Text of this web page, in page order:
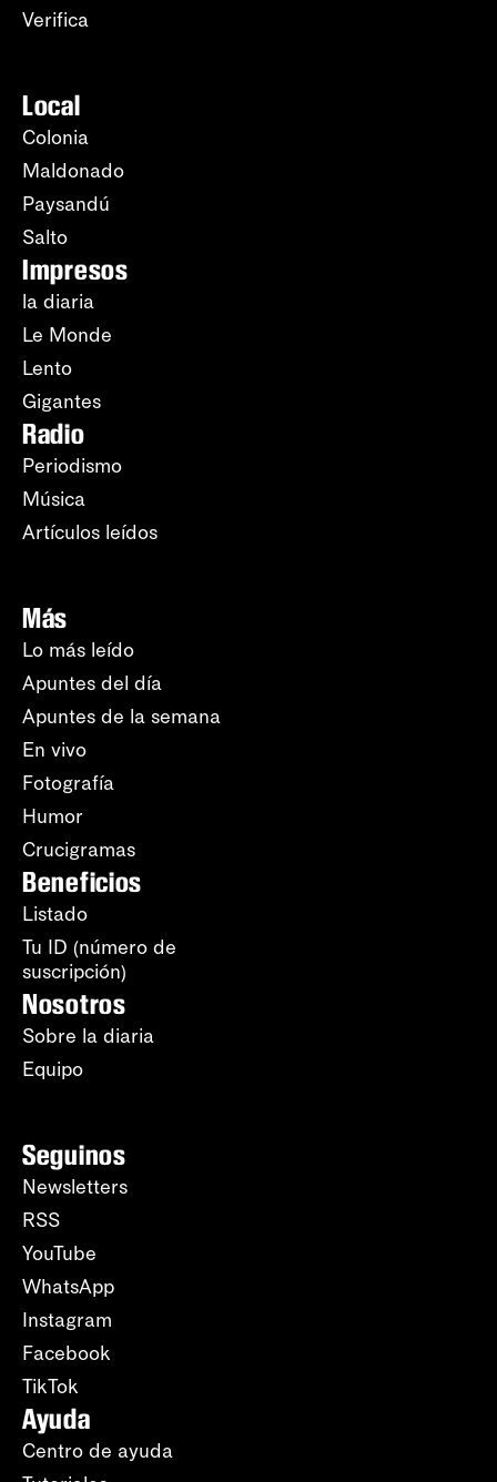
Verifica
Local
Colonia
Maldonado
Paysandú
Salto
Impresos
la diaria
Le Monde
Lento
Gigantes
Radio
Periodismo
Música
Artículos leídos
Más
Lo más leído
Apuntes del día
Apuntes de la semana
En vivo
Fotografía
Humor
Crucigramas
Beneficios
Listado
Tu ID (número de
suscripción)
Nosotros
Sobre la diaria
Equipo
Seguinos
Newsletters
RSS
YouTube
WhatsApp
Instagram
Facebook
TikTok
Ayuda
Centro de ayuda